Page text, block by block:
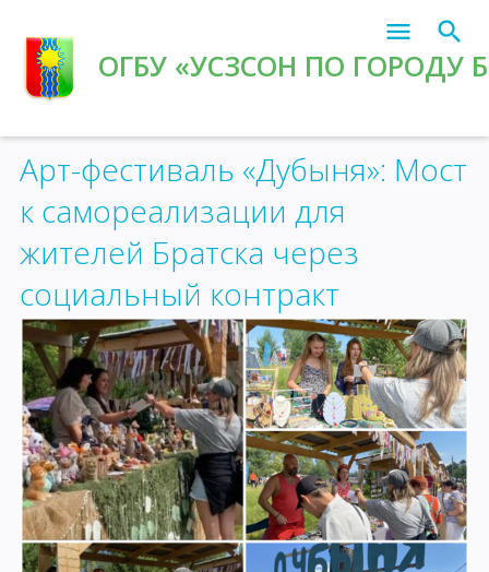
ОГБУ «УСЗСОН ПО ГОРОДУ
Главная
Арт-фестиваль «Дубыня»: Мост
к самореализации для
жителей Братска через
социальный контракт